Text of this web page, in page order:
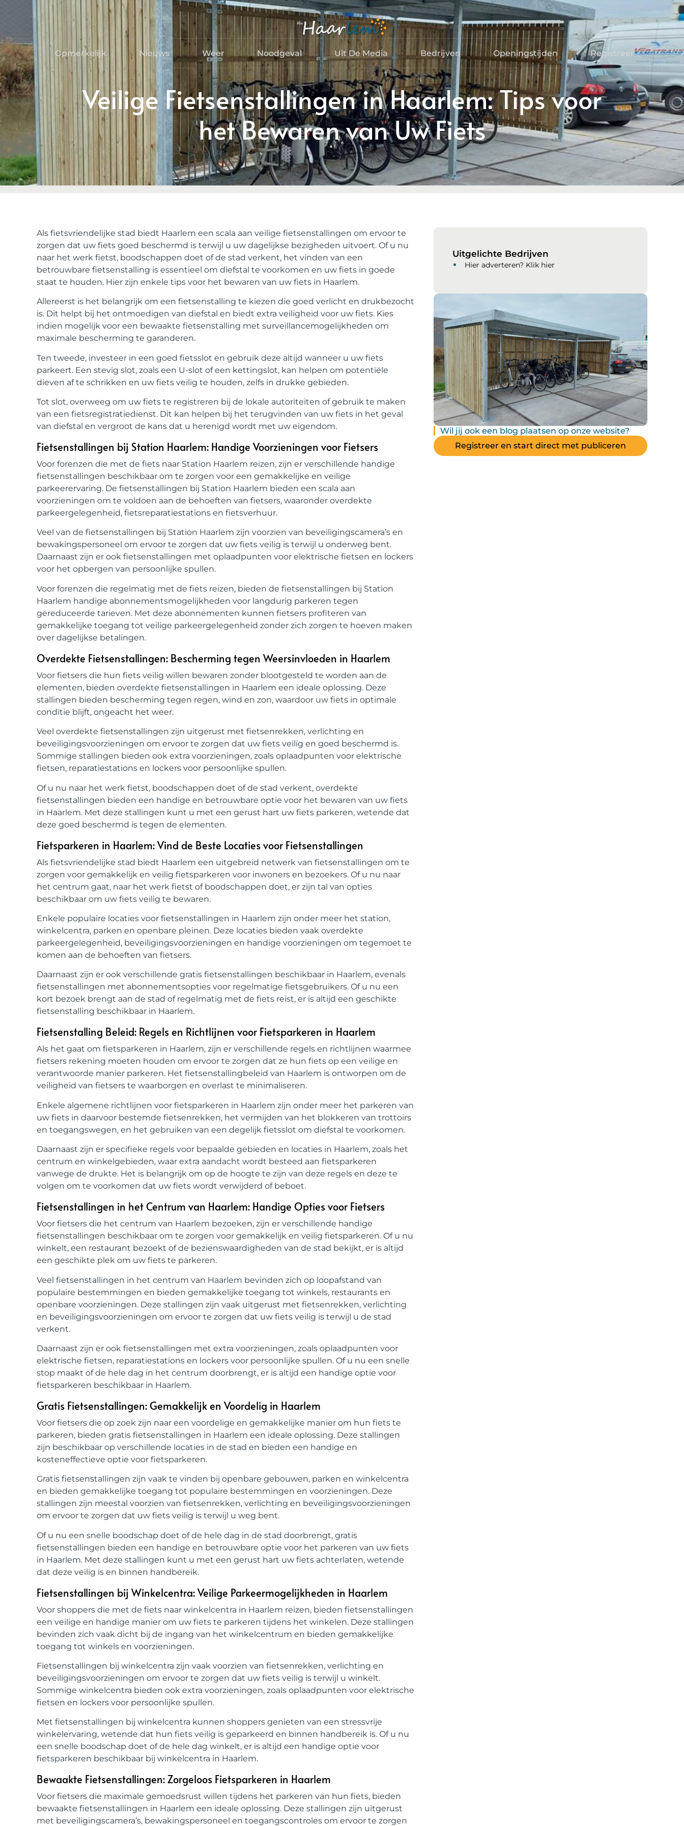
Opmerkelijk Nieuws Weer Noodgeval Uit De Media Bedrijven Openingstijden Registreer
Veilige Fietsenstallingen in Haarlem: Tips voor
het Bewaren van Uw Fiets
Als fietsvriendelijke stad biedt Haarlem een scala aan veilige fietsenstallingen om ervoor te
zorgen dat uw fiets goed beschermd is terwijl u uw dagelijkse bezigheden uitvoert. Of u nu
naar het werk fietst, boodschappen doet of de stad verkent, het vinden van een
betrouwbare fietsenstalling is essentieel om diefstal te voorkomen en uw fiets in goede
staat te houden. Hier zijn enkele tips voor het bewaren van uw fiets in Haarlem.
Allereerst is het belangrijk om een fietsenstalling te kiezen die goed verlicht en drukbezocht
is. Dit helpt bij het ontmoedigen van diefstal en biedt extra veiligheid voor uw fiets. Kies
indien mogelijk voor een bewaakte fietsenstalling met surveillancemogelijkheden om
maximale bescherming te garanderen.
Ten tweede, investeer in een goed fietsslot en gebruik deze altijd wanneer u uw fiets
parkeert. Een stevig slot, zoals een U-slot of een kettingslot, kan helpen om potentiële
dieven af te schrikken en uw fiets veilig te houden, zelfs in drukke gebieden.
Tot slot, overweeg om uw fiets te registreren bij de lokale autoriteiten of gebruik te maken
van een fietsregistratiedienst. Dit kan helpen bij het terugvinden van uw fiets in het geval
van diefstal en vergroot de kans dat u herenigd wordt met uw eigendom.
Fietsenstallingen bij Station Haarlem: Handige Voorzieningen voor Fietsers
Voor forenzen die met de fiets naar Station Haarlem reizen, zijn er verschillende handige
fietsenstallingen beschikbaar om te zorgen voor een gemakkelijke en veilige
parkeerervaring. De fietsenstallingen bij Station Haarlem bieden een scala aan
voorzieningen om te voldoen aan de behoeften van fietsers, waaronder overdekte
parkeergelegenheid, fietsreparatiestations en fietsverhuur.
Veel van de fietsenstallingen bij Station Haarlem zijn voorzien van beveiligingscamera’s en
bewakingspersoneel om ervoor te zorgen dat uw fiets veilig is terwijl u onderweg bent.
Daarnaast zijn er ook fietsenstallingen met oplaadpunten voor elektrische fietsen en lockers
voor het opbergen van persoonlijke spullen.
Voor forenzen die regelmatig met de fiets reizen, bieden de fietsenstallingen bij Station
Haarlem handige abonnementsmogelijkheden voor langdurig parkeren tegen
gereduceerde tarieven. Met deze abonnementen kunnen fietsers profiteren van
gemakkelijke toegang tot veilige parkeergelegenheid zonder zich zorgen te hoeven maken
over dagelijkse betalingen.
Overdekte Fietsenstallingen: Bescherming tegen Weersinvloeden in Haarlem
Voor fietsers die hun fiets veilig willen bewaren zonder blootgesteld te worden aan de
elementen, bieden overdekte fietsenstallingen in Haarlem een ideale oplossing. Deze
stallingen bieden bescherming tegen regen, wind en zon, waardoor uw fiets in optimale
conditie blijft, ongeacht het weer.
Veel overdekte fietsenstallingen zijn uitgerust met fietsenrekken, verlichting en
beveiligingsvoorzieningen om ervoor te zorgen dat uw fiets veilig en goed beschermd is.
Sommige stallingen bieden ook extra voorzieningen, zoals oplaadpunten voor elektrische
fietsen, reparatiestations en lockers voor persoonlijke spullen.
Of u nu naar het werk fietst, boodschappen doet of de stad verkent, overdekte
fietsenstallingen bieden een handige en betrouwbare optie voor het bewaren van uw fiets
in Haarlem. Met deze stallingen kunt u met een gerust hart uw fiets parkeren, wetende dat
deze goed beschermd is tegen de elementen.
Fietsparkeren in Haarlem: Vind de Beste Locaties voor Fietsenstallingen
Als fietsvriendelijke stad biedt Haarlem een uitgebreid netwerk van fietsenstallingen om te
zorgen voor gemakkelijk en veilig fietsparkeren voor inwoners en bezoekers. Of u nu naar
het centrum gaat, naar het werk fietst of boodschappen doet, er zijn tal van opties
beschikbaar om uw fiets veilig te bewaren.
Enkele populaire locaties voor fietsenstallingen in Haarlem zijn onder meer het station,
winkelcentra, parken en openbare pleinen. Deze locaties bieden vaak overdekte
parkeergelegenheid, beveiligingsvoorzieningen en handige voorzieningen om tegemoet te
komen aan de behoeften van fietsers.
Daarnaast zijn er ook verschillende gratis fietsenstallingen beschikbaar in Haarlem, evenals
fietsenstallingen met abonnementsopties voor regelmatige fietsgebruikers. Of u nu een
kort bezoek brengt aan de stad of regelmatig met de fiets reist, er is altijd een geschikte
fietsenstalling beschikbaar in Haarlem.
Fietsenstalling Beleid: Regels en Richtlijnen voor Fietsparkeren in Haarlem
Als het gaat om fietsparkeren in Haarlem, zijn er verschillende regels en richtlijnen waarmee
fietsers rekening moeten houden om ervoor te zorgen dat ze hun fiets op een veilige en
verantwoorde manier parkeren. Het fietsenstallingbeleid van Haarlem is ontworpen om de
veiligheid van fietsers te waarborgen en overlast te minimaliseren.
Enkele algemene richtlijnen voor fietsparkeren in Haarlem zijn onder meer het parkeren van
uw fiets in daarvoor bestemde fietsenrekken, het vermijden van het blokkeren van trottoirs
en toegangswegen, en het gebruiken van een degelijk fietsslot om diefstal te voorkomen.
Daarnaast zijn er specifieke regels voor bepaalde gebieden en locaties in Haarlem, zoals het
centrum en winkelgebieden, waar extra aandacht wordt besteed aan fietsparkeren
vanwege de drukte. Het is belangrijk om op de hoogte te zijn van deze regels en deze te
volgen om te voorkomen dat uw fiets wordt verwijderd of beboet.
Fietsenstallingen in het Centrum van Haarlem: Handige Opties voor Fietsers
Voor fietsers die het centrum van Haarlem bezoeken, zijn er verschillende handige
fietsenstallingen beschikbaar om te zorgen voor gemakkelijk en veilig fietsparkeren. Of u nu
winkelt, een restaurant bezoekt of de bezienswaardigheden van de stad bekijkt, er is altijd
een geschikte plek om uw fiets te parkeren.
Veel fietsenstallingen in het centrum van Haarlem bevinden zich op loopafstand van
populaire bestemmingen en bieden gemakkelijke toegang tot winkels, restaurants en
openbare voorzieningen. Deze stallingen zijn vaak uitgerust met fietsenrekken, verlichting
en beveiligingsvoorzieningen om ervoor te zorgen dat uw fiets veilig is terwijl u de stad
verkent.
Daarnaast zijn er ook fietsenstallingen met extra voorzieningen, zoals oplaadpunten voor
elektrische fietsen, reparatiestations en lockers voor persoonlijke spullen. Of u nu een snelle
stop maakt of de hele dag in het centrum doorbrengt, er is altijd een handige optie voor
fietsparkeren beschikbaar in Haarlem.
Gratis Fietsenstallingen: Gemakkelijk en Voordelig in Haarlem
Voor fietsers die op zoek zijn naar een voordelige en gemakkelijke manier om hun fiets te
parkeren, bieden gratis fietsenstallingen in Haarlem een ideale oplossing. Deze stallingen
zijn beschikbaar op verschillende locaties in de stad en bieden een handige en
kosteneffectieve optie voor fietsparkeren.
Gratis fietsenstallingen zijn vaak te vinden bij openbare gebouwen, parken en winkelcentra
en bieden gemakkelijke toegang tot populaire bestemmingen en voorzieningen. Deze
stallingen zijn meestal voorzien van fietsenrekken, verlichting en beveiligingsvoorzieningen
om ervoor te zorgen dat uw fiets veilig is terwijl u weg bent.
Of u nu een snelle boodschap doet of de hele dag in de stad doorbrengt, gratis
fietsenstallingen bieden een handige en betrouwbare optie voor het parkeren van uw fiets
in Haarlem. Met deze stallingen kunt u met een gerust hart uw fiets achterlaten, wetende
dat deze veilig is en binnen handbereik.
Fietsenstallingen bij Winkelcentra: Veilige Parkeermogelijkheden in Haarlem
Voor shoppers die met de fiets naar winkelcentra in Haarlem reizen, bieden fietsenstallingen
een veilige en handige manier om uw fiets te parkeren tijdens het winkelen. Deze stallingen
bevinden zich vaak dicht bij de ingang van het winkelcentrum en bieden gemakkelijke
toegang tot winkels en voorzieningen.
Fietsenstallingen bij winkelcentra zijn vaak voorzien van fietsenrekken, verlichting en
beveiligingsvoorzieningen om ervoor te zorgen dat uw fiets veilig is terwijl u winkelt.
Sommige winkelcentra bieden ook extra voorzieningen, zoals oplaadpunten voor elektrische
fietsen en lockers voor persoonlijke spullen.
Met fietsenstallingen bij winkelcentra kunnen shoppers genieten van een stressvrije
winkelervaring, wetende dat hun fiets veilig is geparkeerd en binnen handbereik is. Of u nu
een snelle boodschap doet of de hele dag winkelt, er is altijd een handige optie voor
fietsparkeren beschikbaar bij winkelcentra in Haarlem.
Bewaakte Fietsenstallingen: Zorgeloos Fietsparkeren in Haarlem
Voor fietsers die maximale gemoedsrust willen tijdens het parkeren van hun fiets, bieden
bewaakte fietsenstallingen in Haarlem een ideale oplossing. Deze stallingen zijn uitgerust
met beveiligingscamera’s, bewakingspersoneel en toegangscontroles om ervoor te zorgen
Uitgelichte Bedrijven
Hier adverteren? Klik hier
Wil jij ook een blog plaatsen op onze website?
Registreer en start direct met publiceren